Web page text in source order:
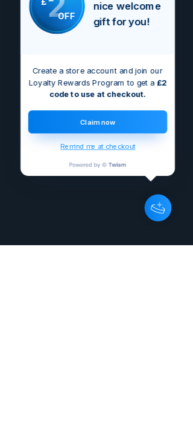
OFF
nice welcome
gift for you!
Create a store account and join our
Loyalty Rewards Program to get a £2
code to use at checkout.
Claim now
Remind me at checkout